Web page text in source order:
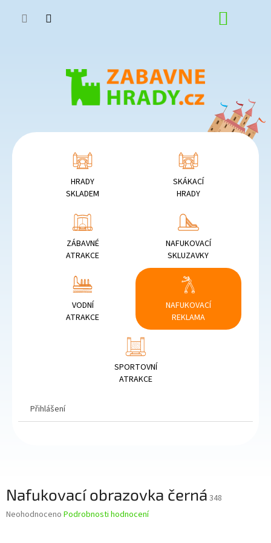
HRADY
SKLADEM
SKÁKACÍ
HRADY
ZÁBAVNÉ
ATRAKCE
NAFUKOVACÍ
SKLUZAVKY
VODNÍ
ATRAKCE
NAFUKOVACÍ
REKLAMA
SPORTOVNÍ
ATRAKCE
Přihlášení
Nafukovací obrazovka černá 348
Průměrné
Neohodnoceno Podrobnosti hodnocení